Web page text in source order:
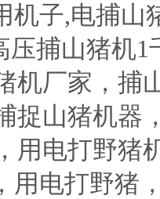
机子,电捕山
压捕山猪机
机厂家，捕
捉山猪机器
用电打野猪
用电打野猪